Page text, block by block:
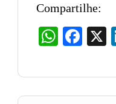
Compartilhe:
WhatsApp